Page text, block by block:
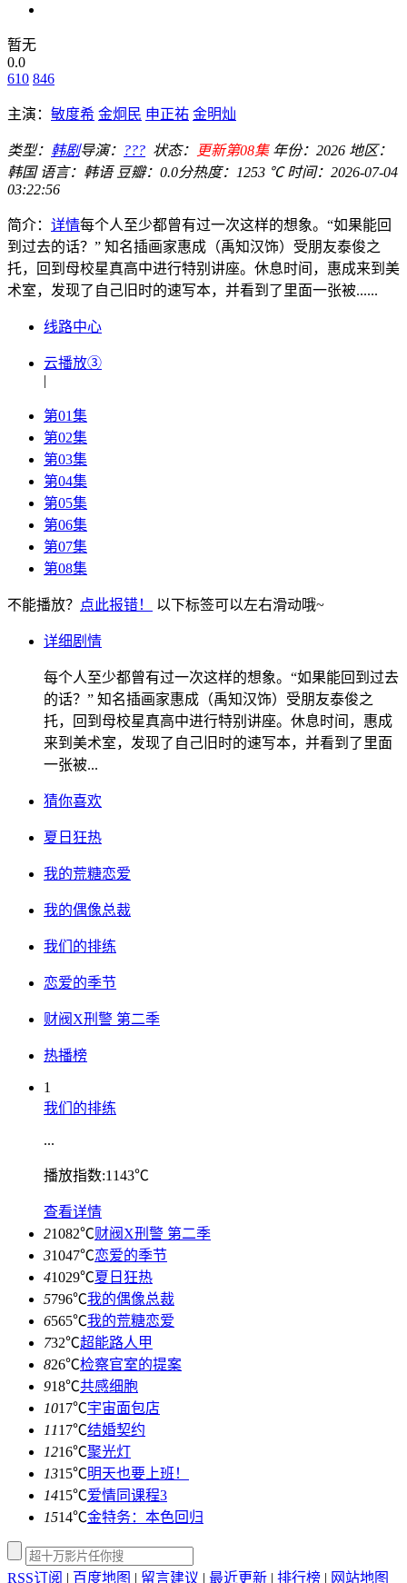
暂无
0.0
610 846
主演： 敏度希 金炯民 申正祐 金明灿
类型： 韩剧导演： ??? 状态： 更新第08集 年份： 2026 地区：
韩国 语言： 韩语 豆瓣：0.0分热度：1253 ℃ 时间： 2026-07-04
03:22:56
简介： 详情每个人至少都曾有过一次这样的想象。“如果能回
到过去的话？” 知名插画家惠成（禹知汉饰）受朋友泰俊之
托，回到母校星真高中进行特别讲座。休息时间，惠成来到美
术室，发现了自己旧时的速写本，并看到了里面一张被......
线路中心
云播放③
|
第01集
第02集
第03集
第04集
第05集
第06集
第07集
第08集
不能播放？ 点此报错！ 以下标签可以左右滑动哦~
详细剧情
每个人至少都曾有过一次这样的想象。“如果能回到过去
的话？” 知名插画家惠成（禹知汉饰）受朋友泰俊之
托，回到母校星真高中进行特别讲座。休息时间，惠成
来到美术室，发现了自己旧时的速写本，并看到了里面
一张被...
猜你喜欢
夏日狂热
我的荒糖恋爱
我的偶像总裁
我们的排练
恋爱的季节
财阀X刑警 第二季
热播榜
1
我们的排练
...
播放指数:1143℃
查看详情
21082℃财阀X刑警 第二季
31047℃恋爱的季节
41029℃夏日狂热
5796℃我的偶像总裁
6565℃我的荒糖恋爱
732℃超能路人甲
826℃检察官室的提案
918℃共感细胞
1017℃宇宙面包店
1117℃结婚契约
1216℃聚光灯
1315℃明天也要上班！
1415℃爱情同课程3
1514℃金特务：本色回归
RSS订阅 | 百度地图 | 留言建议 | 最近更新 | 排行榜 | 网站地图